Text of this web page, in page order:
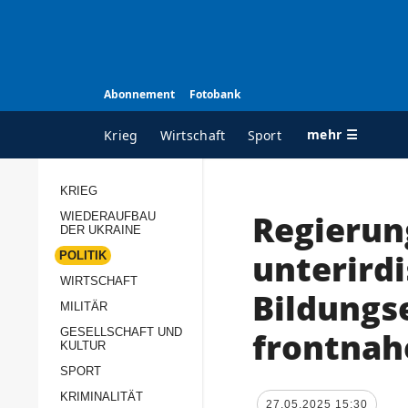
Abonnement Fotobank
Krieg Wirtschaft Sport mehr ☰
ALLE RUBRIKEN
Wiederaufbau der
Politik
Militär
KRIEG
WIEDERAUFBAU
DER UKRAINE
POLITIK
WIRTSCHAFT
MILITÄR
GESELLSCHAFT UND
KULTUR
SPORT
KRIMINALITÄT
27.05.2025 15:30